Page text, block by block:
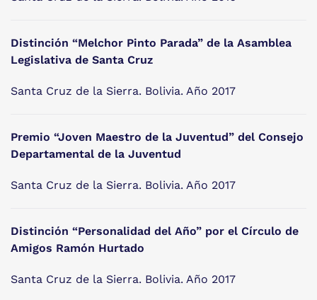
Distinción “Melchor Pinto Parada” de la Asamblea
Legislativa de Santa Cruz
Santa Cruz de la Sierra. Bolivia. Año 2017
Premio “Joven Maestro de la Juventud” del Consejo
Departamental de la Juventud
Santa Cruz de la Sierra. Bolivia. Año 2017
Distinción “Personalidad del Año” por el Círculo de
Amigos Ramón Hurtado
Santa Cruz de la Sierra. Bolivia. Año 2017